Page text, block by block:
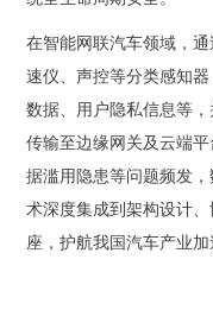
在智能网联汽车领域，
速仪、声控等分类感知
数据、用户隐私信息等
传输至边缘网关及云端
据滥用隐患等问题频发
术深度集成到架构设计
座，护航我国汽车产业加